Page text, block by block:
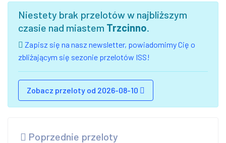
Niestety brak przelotów w najbliższym
czasie nad miastem Trzcinno.
Zapisz się na nasz newsletter, powiadomimy Cię o
zbliżającym się sezonie przelotów ISS!
Zobacz przeloty od 2026-08-10
Poprzednie przeloty